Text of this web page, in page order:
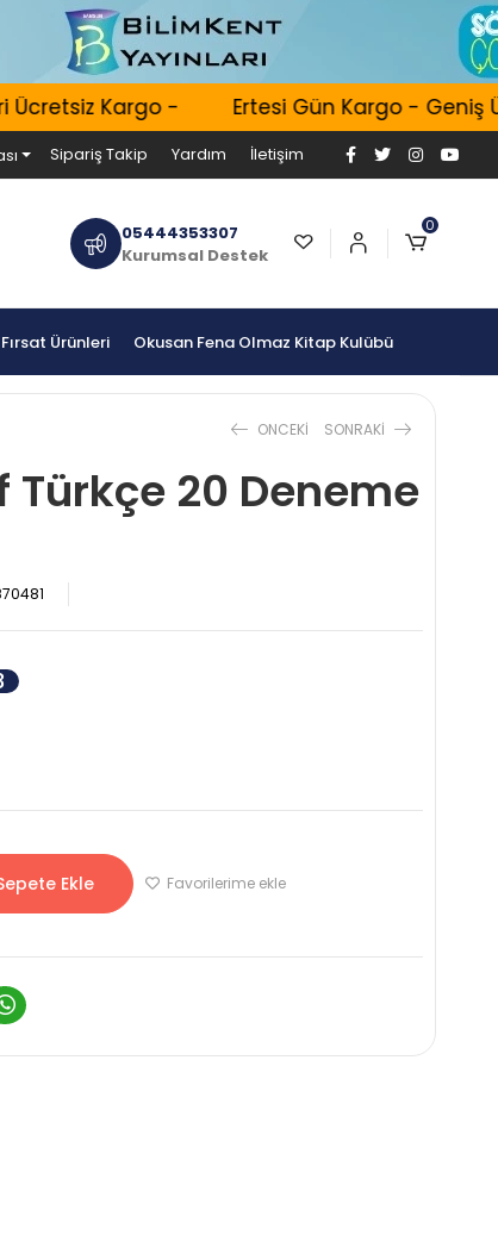
Kargo - Ertesi Gün Kargo - Geniş
Sipariş Takip Yardım İletişim
05444353307
Kurumsal Destek
0
Fırsat Ürünleri Okusan Fena Olmaz Kitap Kulübü
ONCEKI SONRAKI
Türkçe 20 Deneme
Ekle Favorilerime ekle